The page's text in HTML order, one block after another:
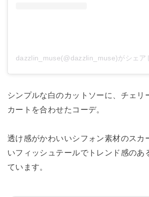
dazzlin_muse(@dazzlin_muse)がシェア
シンプルな白のカットソーに、 チェリ
カートを合わせたコーデ。
透け感がかわいいシフォン素材のスカ
いフィッシュテールでトレンド感のあ
ています。